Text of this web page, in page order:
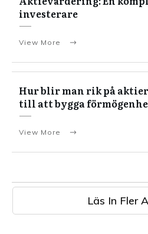
investerare
View More
Hur blir man rik på
till att bygga
View More
Läs In Fler